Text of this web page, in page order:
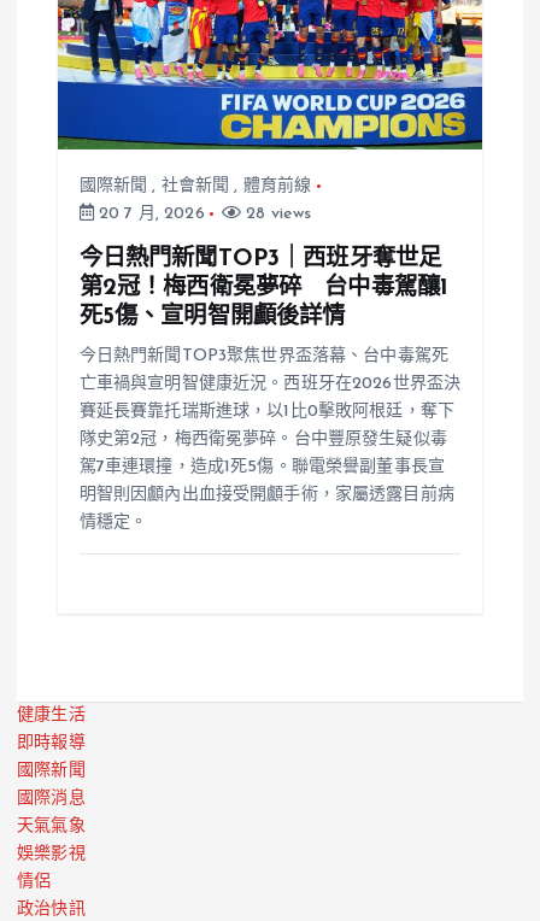
國際新聞 , 社會新聞 , 體育前線
20 7 月, 2026
28 views
今日熱門新聞TOP3｜西班牙奪世足
第2冠！梅西衛冕夢碎 台中毒駕釀1
死5傷、宣明智開顱後詳情
今日熱門新聞TOP3聚焦世界盃落幕、台中毒駕死
亡車禍與宣明智健康近況。西班牙在2026世界盃決
賽延長賽靠托瑞斯進球，以1比0擊敗阿根廷，奪下
隊史第2冠，梅西衛冕夢碎。台中豐原發生疑似毒
駕7車連環撞，造成1死5傷。聯電榮譽副董事長宣
明智則因顱內出血接受開顱手術，家屬透露目前病
情穩定。
健康生活
即時報導
國際新聞
國際消息
天氣氣象
娛樂影視
情侶
政治快訊